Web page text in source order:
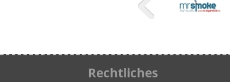
Rechtliches